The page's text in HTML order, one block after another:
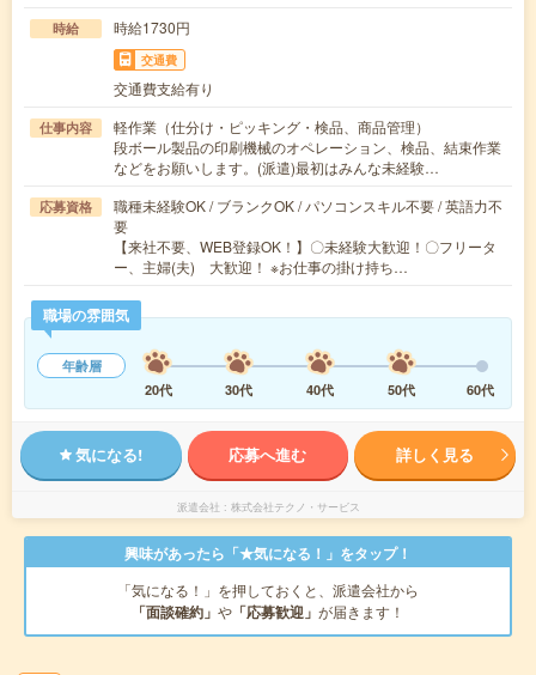
時給 時給1730円
交通費
交通費支給有り
仕事内容
軽作業（仕分け・ピッキング・検品、商品管理）
段ボール製品の印刷機械のオペレーション、検品、結束作業
などをお願いします。(派遣)最初はみんな未経験…
応募資格
職種未経験OK / ブランクOK / パソコンスキル不要 / 英語力不
要
【来社不要、WEB登録OK！】〇未経験大歓迎！〇フリータ
ー、主婦(夫) 大歓迎！ ※お仕事の掛け持ち…
職場の雰囲気
年齢層
20代
30代 40代 50代 60代
気になる! 応募へ進む 詳しく見る
派遣会社 株式会社テクノ・サービス
興味があったら「★気になる！」をタップ！
「気になる！」を押しておくと、派遣会社から
「面談確約」 や 「応募歓迎」 が届きます！